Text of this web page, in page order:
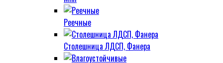
Реечные
Столешница ЛДСП, Фанера